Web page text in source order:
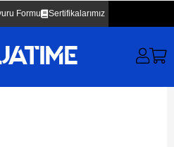
Formu Sertifikalarımız